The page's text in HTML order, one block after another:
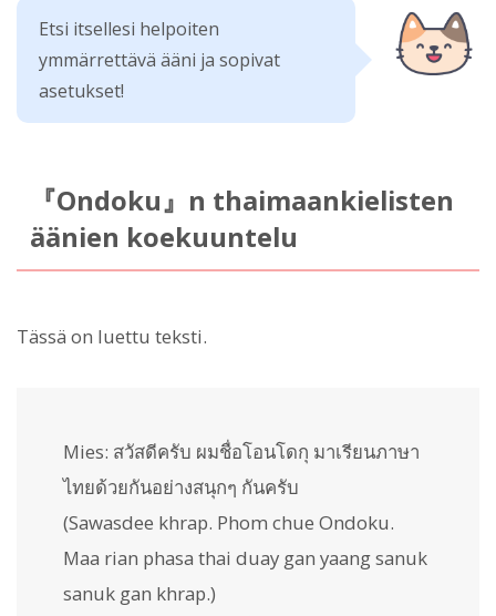
Etsi itsellesi helpoiten
ymmärrettävä ääni ja sopivat
asetukset!
『Ondoku』n thaimaankielisten
äänien koekuuntelu
Tässä on luettu teksti.
Mies: สวัสดีครับ ผมชื่อโอนโดกุ มาเรียนภาษา
ไทยด้วยกันอย่างสนุกๆ กันครับ
(Sawasdee khrap. Phom chue Ondoku.
Maa rian phasa thai duay gan yaang sanuk
sanuk gan khrap.)